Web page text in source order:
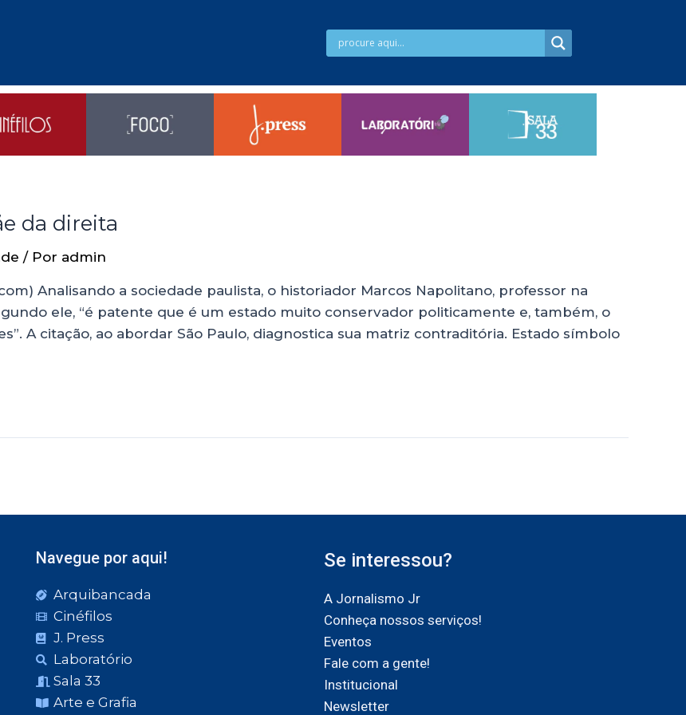
da direita
/ Por admin
Analisando a sociedade paulista, o historiador Marcos Napolitano, professor na
ele, “é patente que é um estado muito conservador politicamente e, também, o
A citação, ao abordar São Paulo, diagnostica sua matriz contraditória. Estado símbolo
Navegue por aqui!
Arquibancada
Cinéfilos
J. Press
Laboratório
Sala 33
Arte e Grafia
Se interessou?
A Jornalismo Jr
Conheça nossos serviços!
Eventos
Fale com a gente!
Institucional
Newsletter